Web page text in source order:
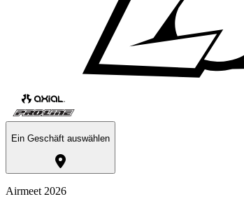
Ein Geschäft auswählen
Airmeet 2026